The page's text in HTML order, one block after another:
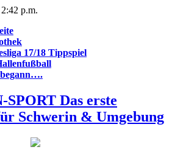
p.m.
17/18 Tippspiel
begann….
SPORT Das erste
Schwerin & Umgebung